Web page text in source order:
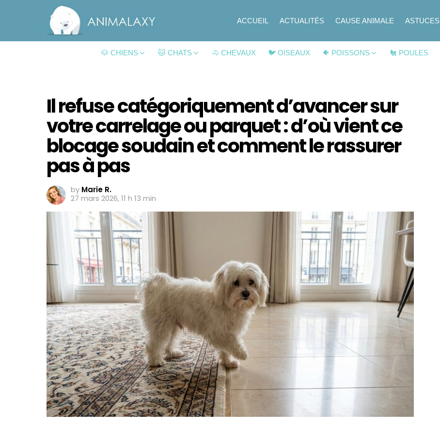
ACCUEIL ACTUALITÉS CAUSE ANIMALE ASTUCES
🐶 CHIENS 🐱 CHATS 🐴 CHEVAUX 🐦 OISEAUX 🐠 POISSONS 🐔 POULES
Il refuse catégoriquement d’avancer sur
votre carrelage ou parquet : d’où vient ce
blocage soudain et comment le rassurer
pas à pas
by Marie R.
27 mars 2026, 11 h 13 min